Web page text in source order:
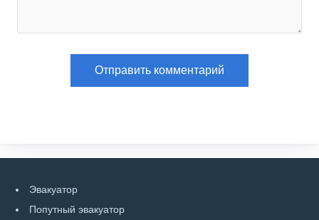
Эвакуатор
Попутный эвакуатор